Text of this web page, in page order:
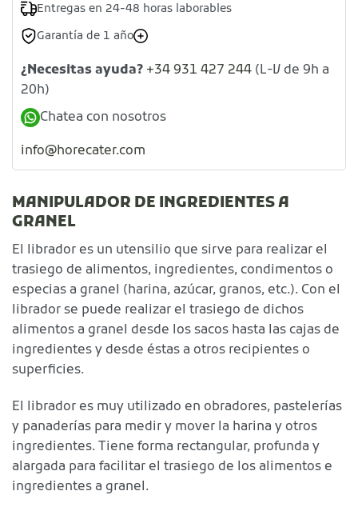
Entregas en 24-48 horas laborables
Garantía de 1 año
¿Necesitas ayuda? +34 931 427 244 (L-V de 9h a
20h)
Chatea con nosotros
info@horecater.com
MANIPULADOR DE INGREDIENTES A
GRANEL
El librador es un utensilio que sirve para realizar el
trasiego de alimentos, ingredientes, condimentos o
especias a granel (harina, azúcar, granos, etc.). Con el
librador se puede realizar el trasiego de dichos
alimentos a granel desde los sacos hasta las cajas de
ingredientes y desde éstas a otros recipientes o
superficies.
El librador es muy utilizado en obradores, pastelerías
y panaderías para medir y mover la harina y otros
ingredientes. Tiene forma rectangular, profunda y
alargada para facilitar el trasiego de los alimentos e
ingredientes a granel.